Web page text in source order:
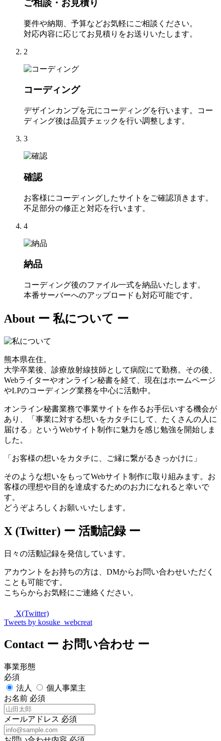
ご相談・お見積り
要件や納期、予算などお気軽にご相談ください。
対応内容に応じてお見積りをお送りいたします。
2
コーディング
デザインカンプを元にコーディングを行います。コー
ディング後は品質チェックを行い調整します。
3
確認
お客様にコーディングしたサイトをご確認頂きます。
不足部分の修正と対応を行います。
4
納品
コーディング後のファイル一式を納品いたします。
本番サーバーへのアップロードも対応可能です。
About ー 私について ー
熊本県在住。
大学卒業後、診療放射線技師として病院にて勤務。その後、
Webライターやオンライン秘書を経て、現在はホームページ
やLPのコーディング業務を中心に活動中。
オンライン秘書業務で事業サイトを作るお手伝いする機会が
あり、「事業に対する想いをカタチにして、たくさんの人に
届ける」というWebサイト制作に魅力を感じ勉強を開始しま
した。
「お客様の想いをカタチに、ご縁に繋がるきっかけに」
そのような想いをもってWebサイト制作に取り組みます。お
客様の理想や目的を達成するためのお力になれると幸いで
す。
どうぞよろしくお願いいたします。
X (Twitter) ー 活動記録 ー
日々の活動記録を発信しています。
アカウントをお持ちの方は、DMからお問い合わせいただく
ことも可能です。
こちらからお気軽にご連絡ください。
X(Twitter)
Tweets by kosuke_webcreat
Contact ー お問い合わせ ー
事業形態
必須
法人
個人事業主
お名前 必須
メールアドレス 必須